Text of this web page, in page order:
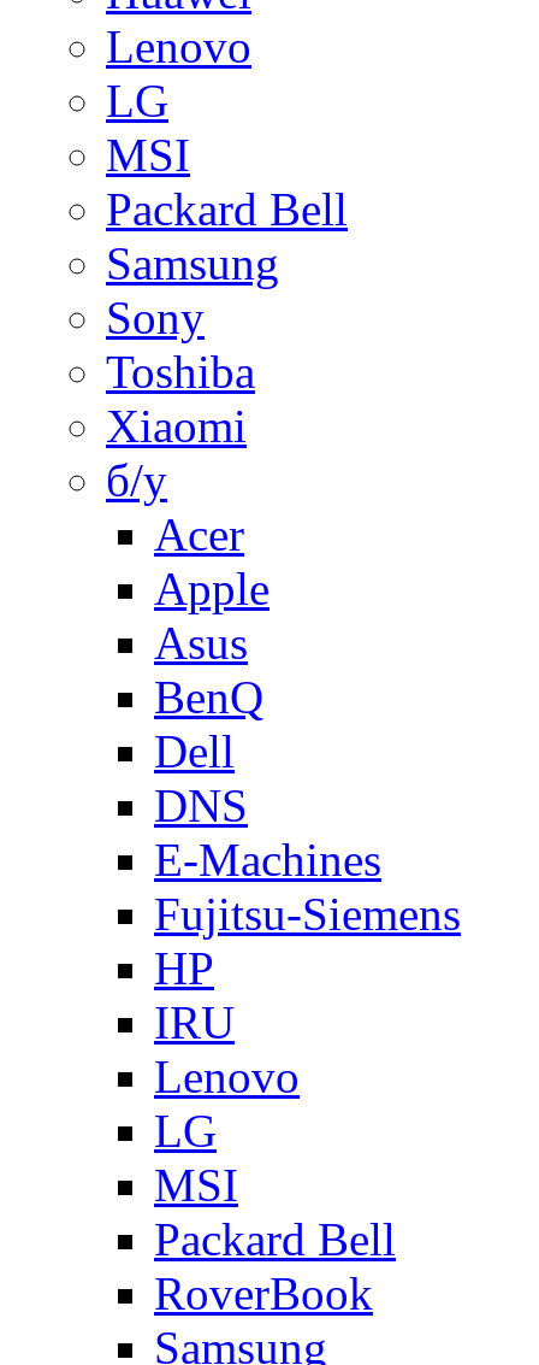
Lenovo
LG
MSI
Packard Bell
Samsung
Sony
Toshiba
Xiaomi
б/у
Acer
Apple
Asus
BenQ
Dell
DNS
E-Machines
Fujitsu-Siemens
HP
IRU
Lenovo
LG
MSI
Packard Bell
RoverBook
Samsung